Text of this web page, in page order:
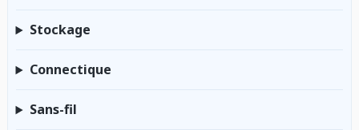
Stockage
Connectique
Sans-fil